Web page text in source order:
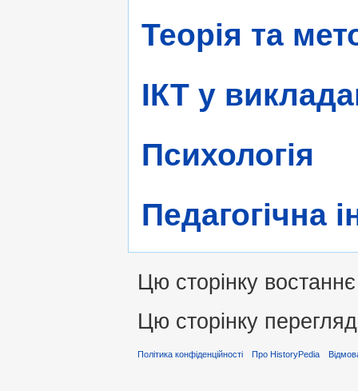
Теорія та
ІКТ у
Психологія
Педагогічна
Цю сторінку
Цю сторінку
Політика конфіденційності Про HistoryPedia